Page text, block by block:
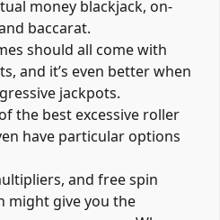
money blackjack, on-
baccarat.
should all come with
and it’s even better when
jackpots.
the best excessive roller
have particular options
and free spin
might give you the